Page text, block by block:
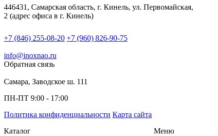
446431, Самарская область, г. Кинель, ул. Первомайская,
2 (адрес офиса в г. Кинель)
+7 (846) 255-08-20 +7 (960) 826-90-75
info@inoxnao.ru
Обратная связь
Самара, Заводское ш. 111
ПН-ПТ 9:00 - 17:00
Политика конфиденциальности Карта сайта
Каталог
Меню